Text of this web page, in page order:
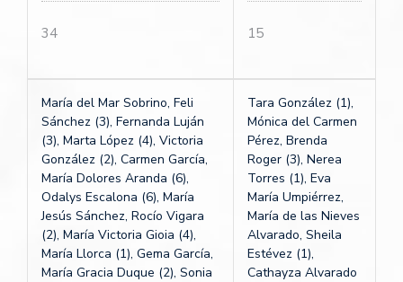
34 15
María del Mar Sobrino, Feli
Sánchez (3), Fernanda Luján
(3), Marta López (4), Victoria
González (2), Carmen García,
María Dolores Aranda (6),
Odalys Escalona (6), María
Jesús Sánchez, Rocío Vigara
(2), María Victoria Gioia (4),
María Llorca (1), Gema García,
María Gracia Duque (2), Sonia
Tara González (1),
Mónica del Carmen
Pérez, Brenda
Roger (3), Nerea
Torres (1), Eva
María Umpiérrez,
María de las Nieves
Alvarado, Sheila
Estévez (1),
Cathayza Alvarado